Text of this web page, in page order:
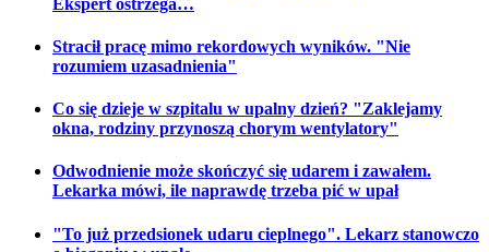
Stracił pracę mimo rekordowych wyników. "Nie
rozumiem uzasadnienia"
Co się dzieje w szpitalu w upalny dzień? "Zaklejamy
okna, rodziny przynoszą chorym wentylatory"
Odwodnienie może skończyć się udarem i zawałem.
Lekarka mówi, ile naprawdę trzeba pić w upał
"To już przedsionek udaru cieplnego". Lekarz stanowczo